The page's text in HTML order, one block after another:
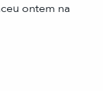
ontem na